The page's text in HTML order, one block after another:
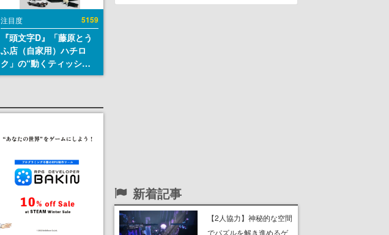
注目度 5159
『頭文字D』「藤原とう
ふ店（自家用）ハチロ
ク」の“動くティッシュ
ケース”が買えるポップ
群馬の「イオンモール高
月20日までの期間限定で
新着記事
【2人協力】神秘的な空間
でパズルを解き進めるゲ